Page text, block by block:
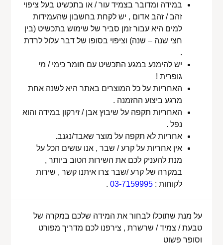
במידה ומדובר בצמיד עור / או בתכשיט בעל ציפוי
זהב / זהב אדום , יש לקחת בחשבון שהעמידות
למים היא עבור זמן סביר של שימוש בתכשיט (בין
חצי שנה – שנה) וציפוי בסופו של דבר עלול לרדת
יש להימנע במגע התכשיט עם חומר כימי / מי
גופרית !
האחריות על כל המוצרים באתר היא לשנה אחת
מרגע ביצוע ההזמנה .
האחריות תקפה על שיבוץ אבן / זירקון במידה והוא
נפל .
אחריות לא תקפה על מוצר שאבד/נגנב.
אין אחריות על קרע / שבר , אנו עושים הכל על
מנת להעניק לכם את השירות הטוב ביותר ,
במקרה של קרע /שבר צרו איתנו קשר , שירות
לקוחות :03-7159995
.
על מנת שתוכלו לבחור את המידה שלכם במקרה של
טבעת / צמיד / שרשרת , צירפנו לכם מדריך מפורט
וסופר פשוט